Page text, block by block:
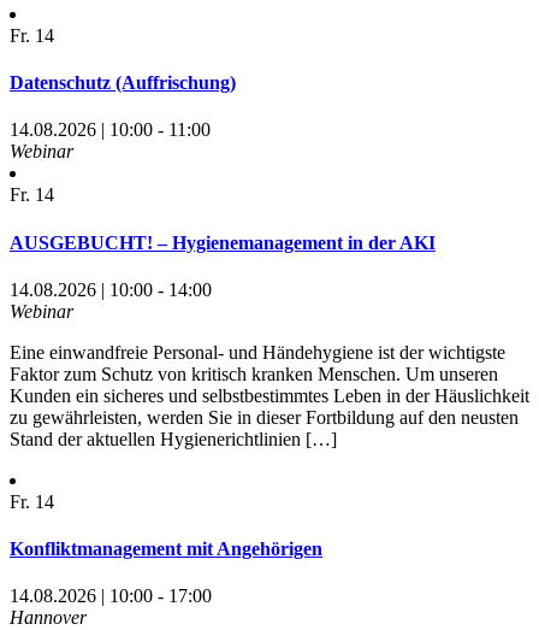
Fr. 14
Datenschutz (Auffrischung)
14.08.2026 | 10:00 - 11:00
Webinar
Fr. 14
AUSGEBUCHT! – Hygienemanagement in der AKI
14.08.2026 | 10:00 - 14:00
Webinar
Eine einwandfreie Personal- und Händehygiene ist der wichtigste
Faktor zum Schutz von kritisch kranken Menschen. Um unseren
Kunden ein sicheres und selbstbestimmtes Leben in der Häuslichkeit
zu gewährleisten, werden Sie in dieser Fortbildung auf den neusten
Stand der aktuellen Hygienerichtlinien […]
Fr. 14
Konfliktmanagement mit Angehörigen
14.08.2026 | 10:00 - 17:00
Hannover